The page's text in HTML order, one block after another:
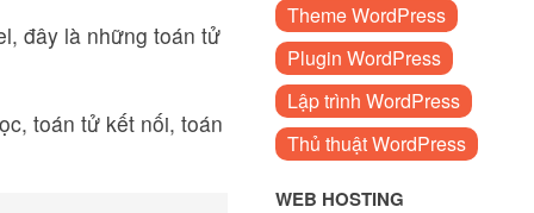
đây là những toán tử
toán tử kết nối, toán
Theme WordPress
Plugin WordPress
Lập trình WordPress
Thủ thuật WordPress
WEB HOSTING